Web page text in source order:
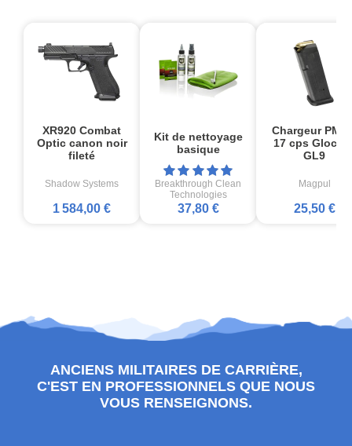
XR920 Combat
Optic canon noir
fileté
Shadow Systems
1 584,00 €
Kit de nettoyage
basique
Breakthrough Clean
Technologies
37,80 €
Chargeur
17 cps
GL9
Magpul
25,50 €
ANCIENS MILITAIRES DE CARRIÈRE,
C'EST EN PROFESSIONNELS QUE NOUS
VOUS RENSEIGNONS.